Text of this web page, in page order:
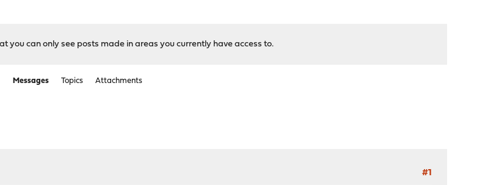
you can only see posts made in areas you currently have access to.
Messages Topics Attachments
#1